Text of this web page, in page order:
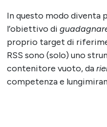
In questo modo diventa
l’obiettivo di
proprio target di
RSS sono (solo) uno
contenitore vuoto, da
competenza e